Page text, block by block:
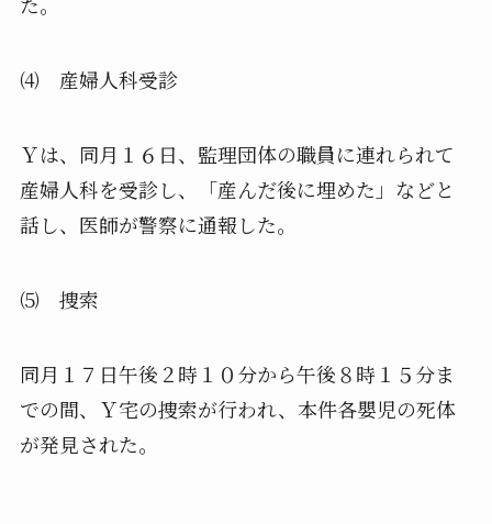
⑷ 産婦人科受診
Ｙは、同月１６日、 監理団体の職員に連れられて
産婦人科を受診し、「産んだ後に埋めた」などと
話し、医師が警察に通報した。
⑸ 捜索
同月１７日午後２時１０分から午後８時１５分ま
での間、 Ｙ宅の捜索が行われ、本件各嬰児の死体
が発見された。